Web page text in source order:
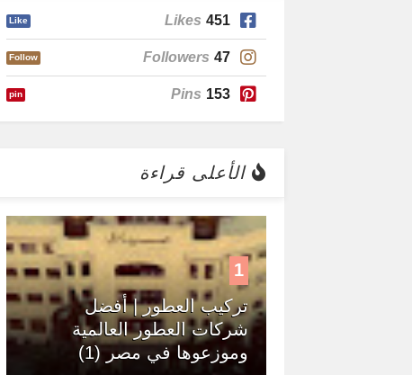
451
Likes
Like
47
Followers
Follow
153
Pins
pin
الأعلى قراءة
1
تركيب العطور | أفضل
شركات العطور العالمية
وموزعوها في مصر (1)